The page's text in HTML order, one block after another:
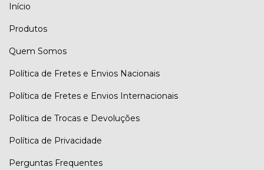
Início
Produtos
Quem Somos
Política de Fretes e Envios Nacionais
Política de Fretes e Envios Internacionais
Política de Trocas e Devoluções
Política de Privacidade
Perguntas Frequentes